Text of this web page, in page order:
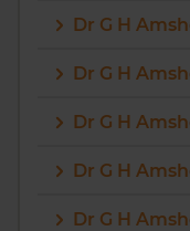
Dr G H
Dr G H
Dr G H
Dr G H
Dr G H